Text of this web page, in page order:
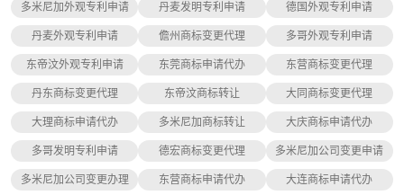
多米尼加外观专利申请 丹麦发明专利申请 德国外观专利申请
丹麦外观专利申请 儋州商标变更代理 多哥外观专利申请
东帝汶外观专利申请 东莞商标申请代办 东营商标变更代理
丹东商标变更代理 东帝汶商标转让 大同商标变更代理
大理商标申请代办 多米尼加商标转让 大庆商标申请代办
多哥发明专利申请 德宏商标变更代理 多米尼加公司变更申请
多米尼加公司变更办理 东营商标申请代办 大连商标申请代办